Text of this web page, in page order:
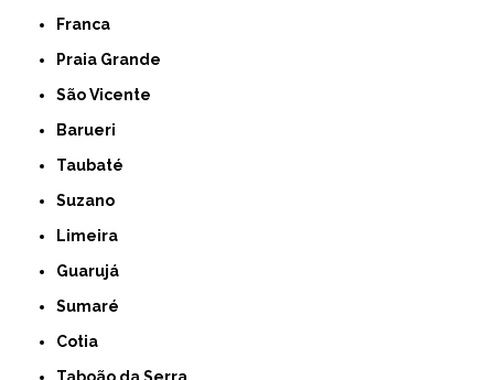
Franca
Praia Grande
São Vicente
Barueri
Taubaté
Suzano
Limeira
Guarujá
Sumaré
Cotia